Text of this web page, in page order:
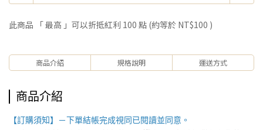
此商品 「 最高 」可以折抵紅利 100 點 (約等於 NT$100 )
商品介紹 規格說明 運送方式
商品介紹
【訂購須知】－下單結帳完成視同已閱讀並同意。